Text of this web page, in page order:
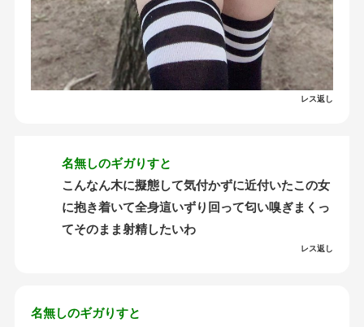
レス返し
名無しのギガりすと
こんなん木に擬態して気付かずに近付いたこの女
に抱き着いて全身這いずり回って匂い嗅ぎまくっ
てそのまま射精したいわ
レス返し
名無しのギガりすと